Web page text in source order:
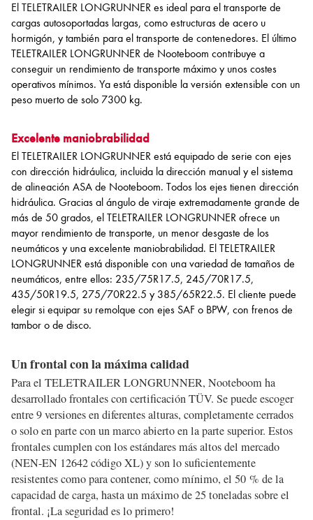
El TELETRAILER LONGRUNNER es ideal para el transporte de
cargas autosoportadas largas, como estructuras de acero u
hormigón, y también para el transporte de contenedores. El último
TELETRAILER LONGRUNNER de Nooteboom contribuye a
conseguir un rendimiento de transporte máximo y unos costes
operativos mínimos. Ya está disponible la versión extensible con un
peso muerto de solo 7300 kg.
Excelente maniobrabilidad
El TELETRAILER LONGRUNNER está equipado de serie con ejes
con dirección hidráulica, incluida la dirección manual y el sistema
de alineación ASA de Nooteboom. Todos los ejes tienen dirección
hidráulica. Gracias al ángulo de viraje extremadamente grande de
más de 50 grados, el TELETRAILER LONGRUNNER ofrece un
mayor rendimiento de transporte, un menor desgaste de los
neumáticos y una excelente maniobrabilidad. El TELETRAILER
LONGRUNNER está disponible con una variedad de tamaños de
neumáticos, entre ellos: 235/75R17.5, 245/70R17.5,
435/50R19.5, 275/70R22.5 y 385/65R22.5. El cliente puede
elegir si equipar su remolque con ejes SAF o BPW, con frenos de
tambor o de disco.
Un frontal con la máxima calidad
Para el TELETRAILER LONGRUNNER, Nooteboom ha
desarrollado frontales con certificación TÜV. Se puede escoger
entre 9 versiones en diferentes alturas, completamente cerrados
o solo en parte con un marco abierto en la parte superior. Estos
frontales cumplen con los estándares más altos del mercado
(NEN-EN 12642 código XL) y son lo suficientemente
resistentes como para contener, como mínimo, el 50 % de la
capacidad de carga, hasta un máximo de 25 toneladas sobre el
frontal. ¡La seguridad es lo primero!